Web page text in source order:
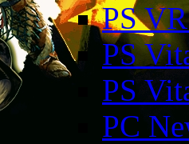
PS
PS
PS
PC